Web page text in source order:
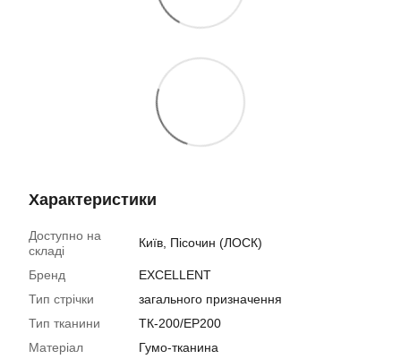
Характеристики
Доступно на
складі
Київ, Пісочин (ЛОСК)
Бренд
EXCELLENT
Тип стрічки
загального призначення
Тип тканини
ТК-200/EP200
Матеріал
Гумо-тканина